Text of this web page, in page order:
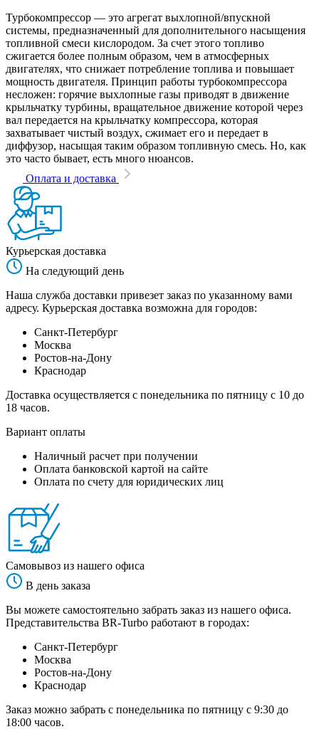
Турбокомпрессор — это агрегат выхлопной/впускной
системы, предназначенный для дополнительного насыщения
топливной смеси кислородом. За счет этого топливо
сжигается более полным образом, чем в атмосферных
двигателях, что снижает потребление топлива и повышает
мощность двигателя. Принцип работы турбокомпрессора
несложен: горячие выхлопные газы приводят в движение
крыльчатку турбины, вращательное движение которой через
вал передается на крыльчатку компрессора, которая
захватывает чистый воздух, сжимает его и передает в
диффузор, насыщая таким образом топливную смесь. Но, как
это часто бывает, есть много нюансов.
Оплата и доставка
Курьерская доставка
На следующий день
Наша служба доставки привезет заказ по указанному вами
адресу. Курьерская доставка возможна для городов:
Санкт-Петербург
Москва
Ростов-на-Дону
Краснодар
Доставка осуществляется с понедельника по пятницу с 10 до
18 часов.
Вариант оплаты
Наличный расчет при получении
Оплата банковской картой на сайте
Оплата по счету для юридических лиц
Самовывоз из нашего офиса
В день заказа
Вы можете самостоятельно забрать заказ из нашего офиса.
Представительства BR-Turbo работают в городах:
Санкт-Петербург
Москва
Ростов-на-Дону
Краснодар
Заказ можно забрать с понедельника по пятницу с 9:30 до
18:00 часов.